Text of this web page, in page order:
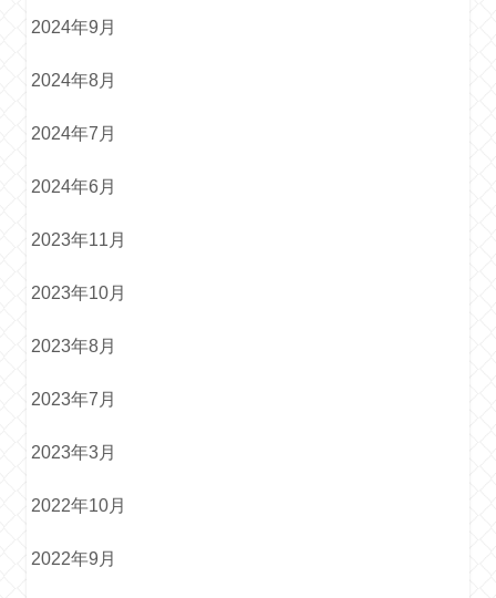
2024年9月
2024年8月
2024年7月
2024年6月
2023年11月
2023年10月
2023年8月
2023年7月
2023年3月
2022年10月
2022年9月